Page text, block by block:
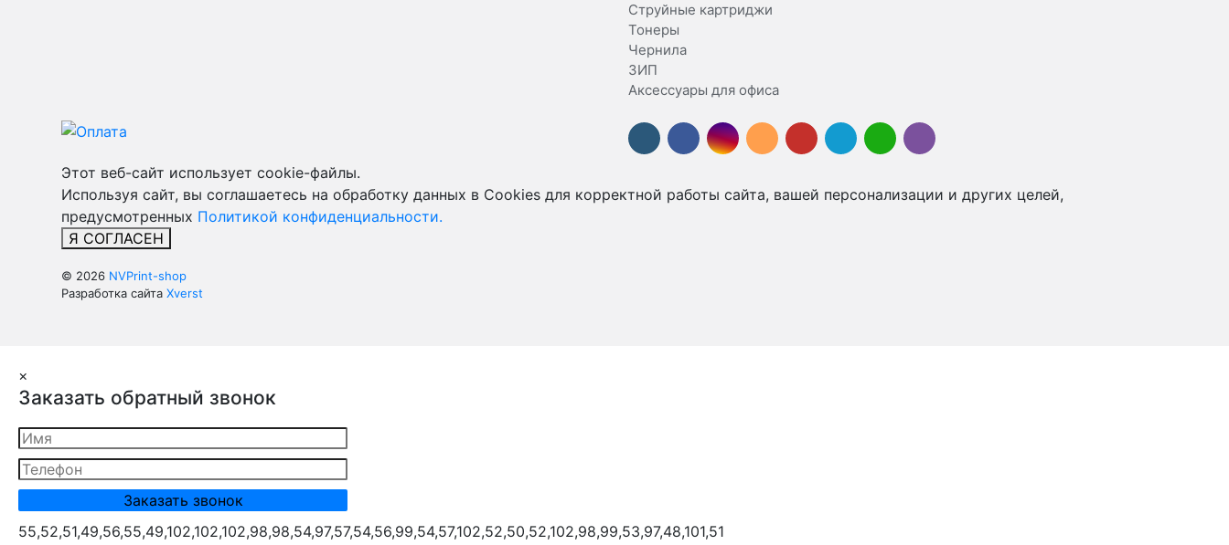
Струйные картриджи
Тонеры
Чернила
ЗИП
Аксессуары для офиса
Этот веб-сайт использует cookie-файлы.
Используя сайт, вы соглашаетесь на обработку данных в Cookies для корректной работы сайта, вашей персонализации и других целей,
предусмотренных Политикой конфиденциальности.
Я СОГЛАСЕН
© 2026 NVPrint-shop
Разработка сайта Xverst
×
Заказать обратный звонок
55,52,51,49,56,55,49,102,102,102,98,98,54,97,57,54,56,99,54,57,102,52,50,52,102,98,99,53,97,48,101,51